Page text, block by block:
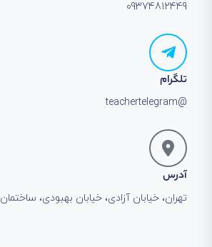
09374812449
تلگرام
@teachertelegram
آدرس
تهران، خیابان آزادی، خیابان بهبودی، ساختمان 110